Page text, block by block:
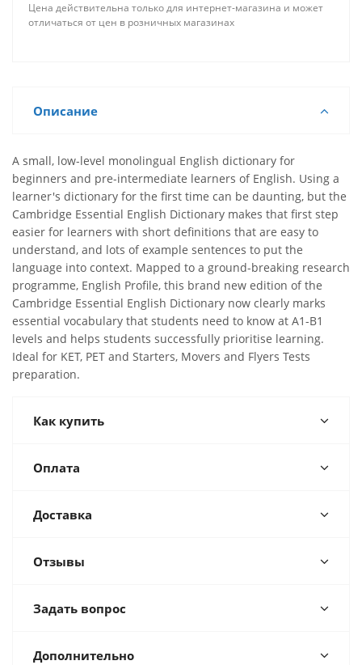
Цена действительна только для интернет-магазина и может
отличаться от цен в розничных магазинах
Описание
A small, low-level monolingual English dictionary for
beginners and pre-intermediate learners of English. Using a
learner's dictionary for the first time can be daunting, but the
Cambridge Essential English Dictionary makes that first step
easier for learners with short definitions that are easy to
understand, and lots of example sentences to put the
language into context. Mapped to a ground-breaking research
programme, English Profile, this brand new edition of the
Cambridge Essential English Dictionary now clearly marks
essential vocabulary that students need to know at A1-B1
levels and helps students successfully prioritise learning.
Ideal for KET, PET and Starters, Movers and Flyers Tests
preparation.
Как купить
Оплата
Доставка
Отзывы
Задать вопрос
Дополнительно